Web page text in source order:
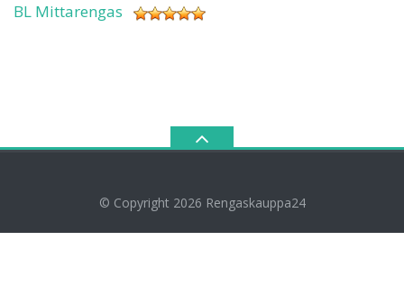
BL Mittarengas
© Copyright 2026 Rengaskauppa24